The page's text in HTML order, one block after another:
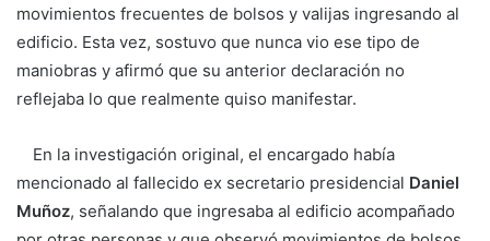
movimientos frecuentes de bolsos y valijas ingresando al
edificio. Esta vez, sostuvo que nunca vio ese tipo de
maniobras y afirmó que su anterior declaración no
reflejaba lo que realmente quiso manifestar.
En la investigación original, el encargado había
mencionado al fallecido ex secretario presidencial Daniel
Muñoz, señalando que ingresaba al edificio acompañado